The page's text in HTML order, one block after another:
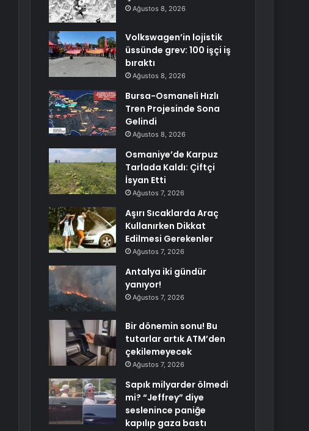
Ağustos 8, 2026
Volkswagen’in lojistik
üssünde grev: 100 işçi iş
bıraktı
Ağustos 8, 2026
Bursa-Osmaneli Hızlı
Tren Projesinde Sona
Gelindi
Ağustos 8, 2026
Osmaniye’de Karpuz
Tarlada Kaldı: Çiftçi
İsyan Etti
Ağustos 7, 2026
Aşırı Sıcaklarda Araç
Kullanırken Dikkat
Edilmesi Gerekenler
Ağustos 7, 2026
Antalya iki gündür
yanıyor!
Ağustos 7, 2026
Bir dönemin sonu! Bu
tutarlar artık ATM’den
çekilemeyecek
Ağustos 7, 2026
Sapık milyarder ölmedi
mi? “Jeffrey” diye
seslenince paniğe
kapılıp gaza bastı